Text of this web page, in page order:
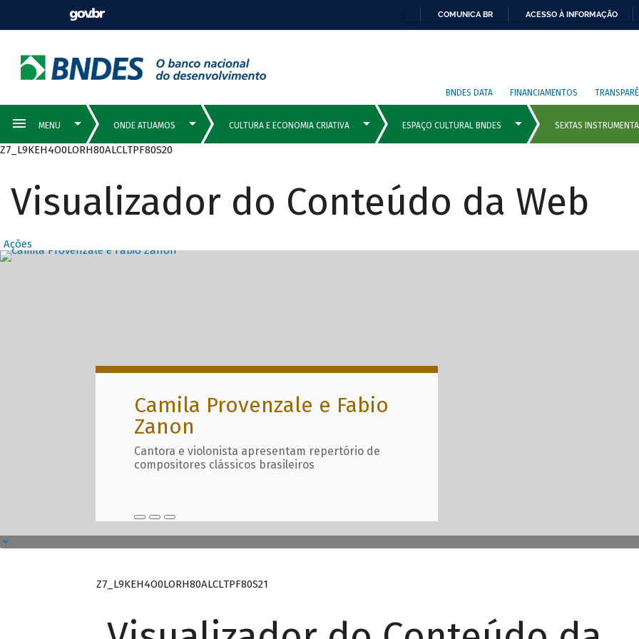
COMUNICA BR ACESSO À INFORMAÇÃO
BNDES DATA FINANCIAMENTOS
Z7_L9KEH4O0LORH80ALCLTPF80S20
Visualizador do Conteúdo da Web
Ações
Destaques Principais com
Camila Provenzale e Fabio
Zanon
Cantora e violonista apresentam repertório de
compositores clássicos brasileiros
Z7_L9KEH4O0LORH80ALCLTPF80S21